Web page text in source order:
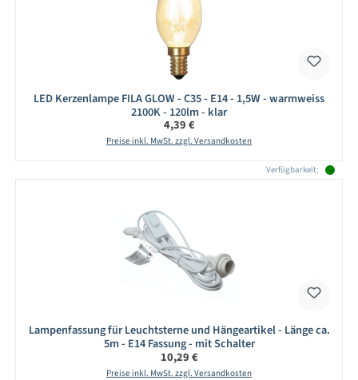
LED Kerzenlampe FILA GLOW - C35 - E14 - 1,5W - warmweiss
2100K - 120lm - klar
Regulärer Preis:
4,39 €
Preise inkl. MwSt. zzgl. Versandkosten
Verfügbarkeit:
Lampenfassung für Leuchtsterne und Hängeartikel - Länge ca.
5m - E14 Fassung - mit Schalter
Regulärer Preis:
10,29 €
Preise inkl. MwSt. zzgl. Versandkosten